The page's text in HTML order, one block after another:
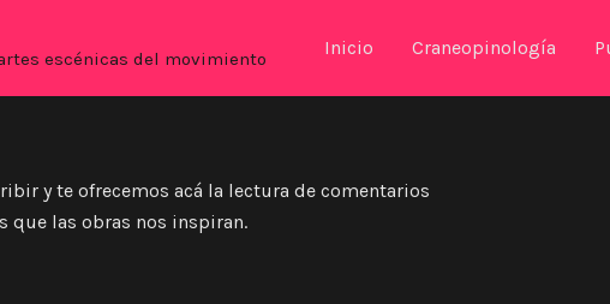
escénicas del movimiento Inicio Craneopinología
y te ofrecemos acá la lectura de comentarios
que las obras nos inspiran.